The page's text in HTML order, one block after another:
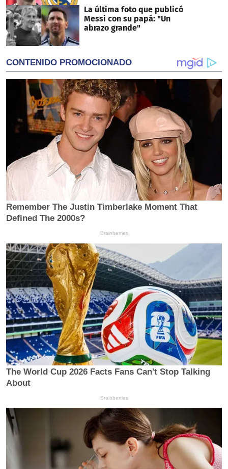
La última foto que publicó
Messi con su papá: "Un
abrazo grande"